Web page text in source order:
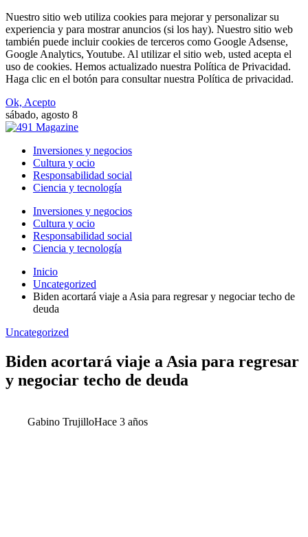
Nuestro sitio web utiliza cookies para mejorar y personalizar su
experiencia y para mostrar anuncios (si los hay). Nuestro sitio web
también puede incluir cookies de terceros como Google Adsense,
Google Analytics, Youtube. Al utilizar el sitio web, usted acepta el
uso de cookies. Hemos actualizado nuestra Política de Privacidad.
Haga clic en el botón para consultar nuestra Política de privacidad.
Ok, Acepto
sábado, agosto 8
Inversiones y negocios
Cultura y ocio
Responsabilidad social
Ciencia y tecnología
Inversiones y negocios
Cultura y ocio
Responsabilidad social
Ciencia y tecnología
Inicio
Uncategorized
Biden acortará viaje a Asia para regresar y negociar techo de
deuda
Uncategorized
Biden acortará viaje a Asia para regresar
y negociar techo de deuda
Gabino TrujilloHace 3 años